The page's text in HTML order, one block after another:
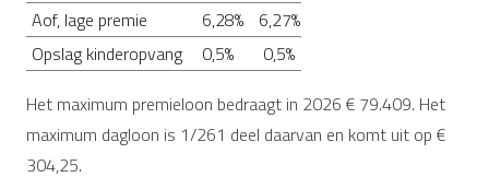
Aof, lage premie
6,28% 6,27%
Opslag kinderopvang 0,5%
0,5%
Het maximum premieloon bedraagt in 2026 € 79.409. Het
maximum dagloon is 1/261 deel daarvan en komt uit op €
304,25.